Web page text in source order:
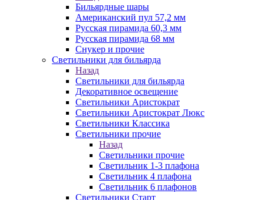
Бильярдные шары
Американский пул 57,2 мм
Русская пирамида 60,3 мм
Русская пирамида 68 мм
Снукер и прочие
Светильники для бильярда
Назад
Светильники для бильярда
Декоративное освещение
Светильники Аристократ
Светильники Аристократ Люкс
Светильники Классика
Светильники прочие
Назад
Светильники прочие
Светильник 1-3 плафона
Светильник 4 плафона
Светильник 6 плафонов
Светильники Старт